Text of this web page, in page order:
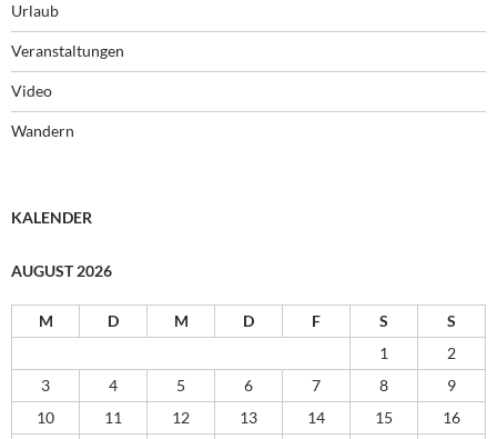
Urlaub
Veranstaltungen
Video
Wandern
KALENDER
AUGUST 2026
M D M D F S
S
1
2
3
4 5 6 7 8
9
10
11 12 13 14 15
16